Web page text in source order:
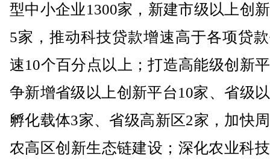
型中小企业1300家，新建市级以上创
5家，推动科技贷款增速高于各项贷
速10个百分点以上；打造高能级创新
争新增省级以上创新平台10家、省级
孵化载体3家、省级高新区2家，加快
农高区创新生态链建设；深化农业科